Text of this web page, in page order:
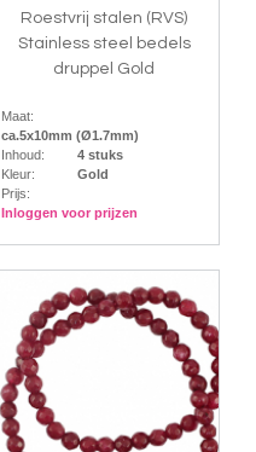
Roestvrij stalen (RVS)
Stainless steel bedels
druppel Gold
Maat:
ca.5x10mm (Ø1.7mm)
Inhoud:
4 stuks
Kleur:
Gold
Prijs:
Inloggen voor prijzen